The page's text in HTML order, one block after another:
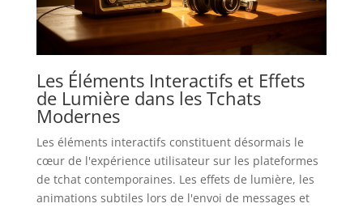
Les Éléments Interactifs et Effets
de Lumière dans les Tchats
Modernes
Les éléments interactifs constituent désormais le
cœur de l'expérience utilisateur sur les plateformes
de tchat contemporaines. Les effets de lumière, les
animations subtiles lors de l'envoi de messages et